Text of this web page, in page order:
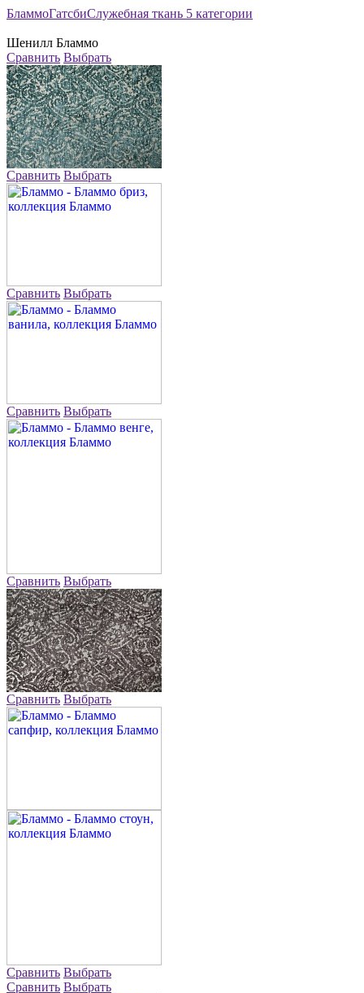
БламмоГатсбиСлужебная ткань 5 категории
Шенилл Бламмо
Сравнить Выбрать
Сравнить Выбрать
Сравнить Выбрать
Сравнить Выбрать
Сравнить Выбрать
Сравнить Выбрать
Сравнить Выбрать
Сравнить Выбрать